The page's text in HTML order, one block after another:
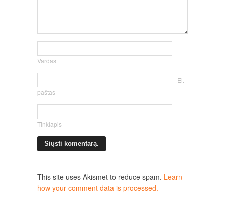
Vardas
El.
paštas
Tinklapis
This site uses Akismet to reduce spam. Learn
how your comment data is processed.